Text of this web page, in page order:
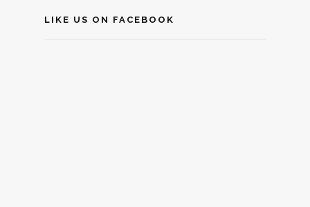
LIKE US ON FACEBOOK